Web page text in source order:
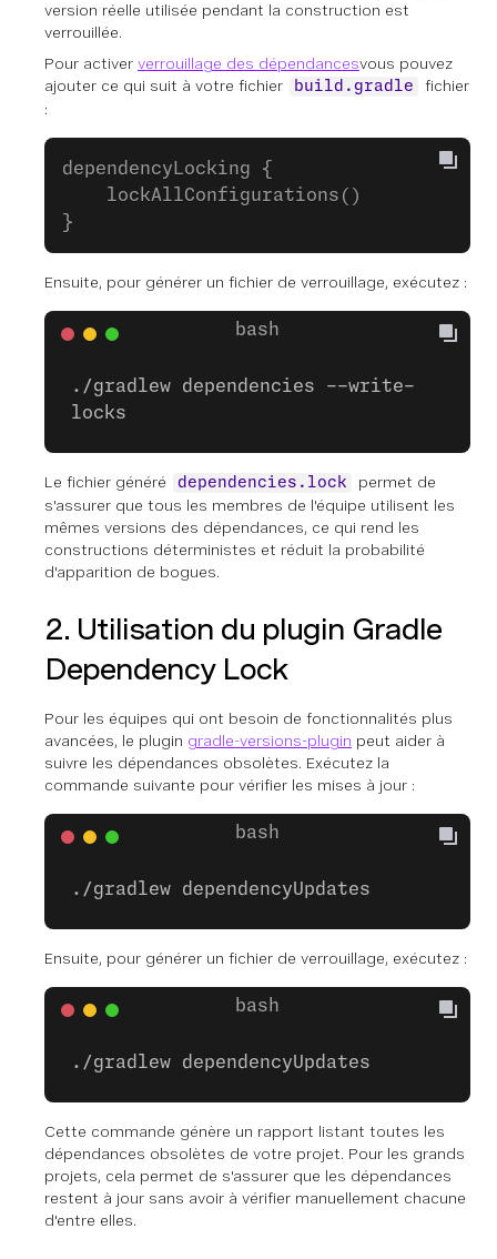
version réelle utilisée pendant la construction est
verrouillée.
Pour activer verrouillage des dépendancesvous pouvez
ajouter ce qui suit à votre fichier
build.gradle
fichier
:
dependencyLocking {
    lockAllConfigurations()
}
Ensuite, pour générer un fichier de verrouillage, exécutez :
./gradlew dependencies --write-
locks
Le fichier généré dependencies.lock
permet de
s'assurer que tous les membres de l'équipe utilisent les
mêmes versions des dépendances, ce qui rend les
constructions déterministes et réduit la probabilité
d'apparition de bogues.
2. Utilisation du plugin Gradle
Dependency Lock
Pour les équipes qui ont besoin de fonctionnalités plus
avancées, le plugin gradle-versions-plugin peut aider à
suivre les dépendances obsolètes. Exécutez la
commande suivante pour vérifier les mises à jour :
./gradlew dependencyUpdates
Ensuite, pour générer un fichier de verrouillage, exécutez :
./gradlew dependencyUpdates
Cette commande génère un rapport listant toutes les
dépendances obsolètes de votre projet. Pour les grands
projets, cela permet de s'assurer que les dépendances
restent à jour sans avoir à vérifier manuellement chacune
d'entre elles.